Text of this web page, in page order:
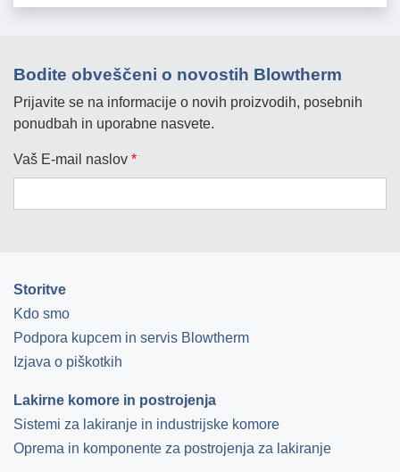
Bodite obveščeni o novostih Blowtherm
Prijavite se na informacije o novih proizvodih, posebnih
ponudbah in uporabne nasvete.
Vaš E-mail naslov *
Storitve
Kdo smo
Podpora kupcem in servis Blowtherm
Izjava o piškotkih
Lakirne komore in postrojenja
Sistemi za lakiranje in industrijske komore
Oprema in komponente za postrojenja za lakiranje